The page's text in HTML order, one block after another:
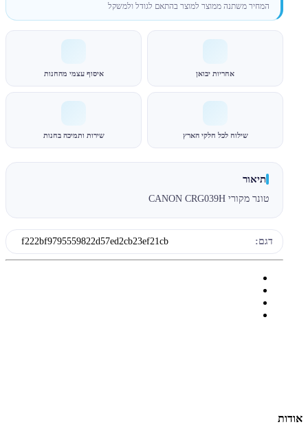
המחיר משתנה ממוצר למוצר בהתאם לגודל ולמשקל
אחריות יבואן איסוף עצמי מהחנות
שילוח לכל חלקי הארץ שירות ותמיכה בחנות
תיאור
טונר מקורי CANON CRG039H
דגם: f222bf9795559822d57ed2cb23ef21cb
אודות